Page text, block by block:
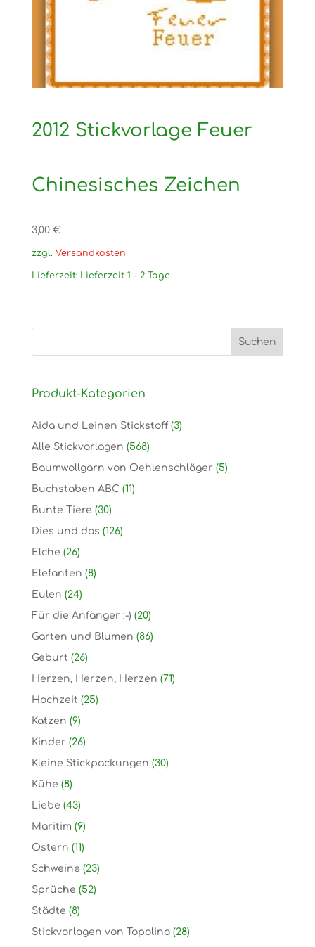
2012 Stickvorlage Feuer
Chinesisches Zeichen
3,00 €
zzgl. Versandkosten
Lieferzeit: Lieferzeit 1 - 2 Tage
Produkt-Kategorien
Aida und Leinen Stickstoff (3)
Alle Stickvorlagen (568)
Baumwollgarn von Oehlenschläger (5)
Buchstaben ABC (11)
Bunte Tiere (30)
Dies und das (126)
Elche (26)
Elefanten (8)
Eulen (24)
Für die Anfänger :-) (20)
Garten und Blumen (86)
Geburt (26)
Herzen, Herzen, Herzen (71)
Hochzeit (25)
Katzen (9)
Kinder (26)
Kleine Stickpackungen (30)
Kühe (8)
Liebe (43)
Maritim (9)
Ostern (11)
Schweine (23)
Sprüche (52)
Städte (8)
Stickvorlagen von Topolino (28)